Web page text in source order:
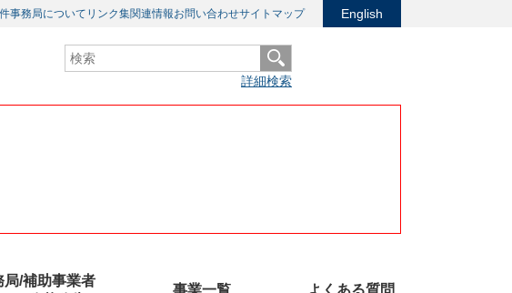
事務局について リンク集関連情報お問い合わせサイトマップ English
詳細検索
局/補助事業者